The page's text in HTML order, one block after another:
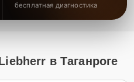
бесплатная диагностика
в Таганроге